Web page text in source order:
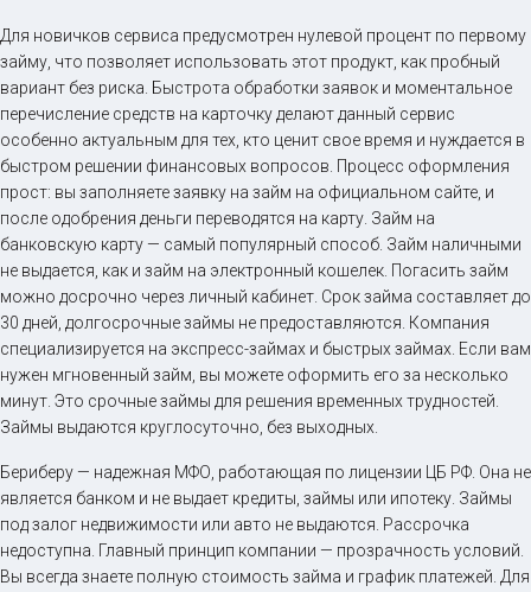
Для новичков сервиса предусмотрен нулевой процент по первому
займу, что позволяет использовать этот продукт, как пробный
вариант без риска. Быстрота обработки заявок и моментальное
перечисление средств на карточку делают данный сервис
особенно актуальным для тех, кто ценит свое время и нуждается в
быстром решении финансовых вопросов. Процесс оформления
прост: вы заполняете заявку на займ на официальном сайте, и
после одобрения деньги переводятся на карту. Займ на
банковскую карту — самый популярный способ. Займ наличными
не выдается, как и займ на электронный кошелек. Погасить займ
можно досрочно через личный кабинет. Срок займа составляет до
30 дней, долгосрочные займы не предоставляются. Компания
специализируется на экспресс-займах и быстрых займах. Если вам
нужен мгновенный займ, вы можете оформить его за несколько
минут. Это срочные займы для решения временных трудностей.
Займы выдаются круглосуточно, без выходных.
Бериберу — надежная МФО, работающая по лицензии ЦБ РФ. Она не
является банком и не выдает кредиты, займы или ипотеку. Займы
под залог недвижимости или авто не выдаются. Рассрочка
недоступна. Главный принцип компании — прозрачность условий.
Вы всегда знаете полную стоимость займа и график платежей. Для